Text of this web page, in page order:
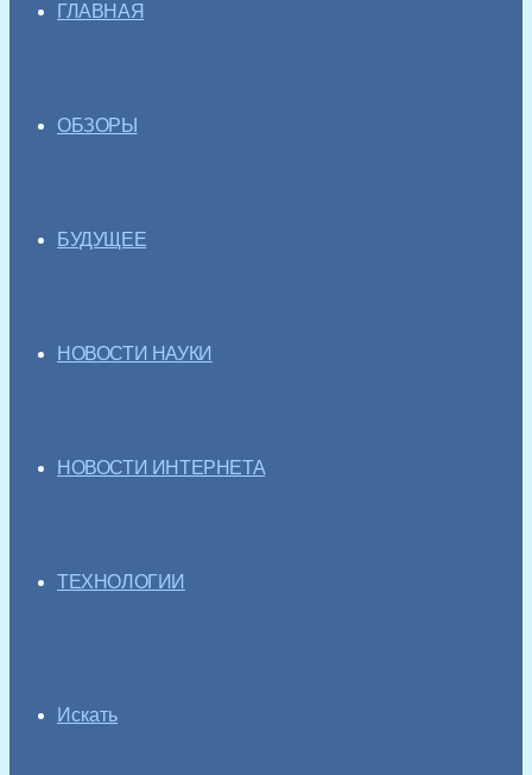
ГЛАВНАЯ
ОБЗОРЫ
БУДУЩЕЕ
НОВОСТИ НАУКИ
НОВОСТИ ИНТЕРНЕТА
ТЕХНОЛОГИИ
Искать